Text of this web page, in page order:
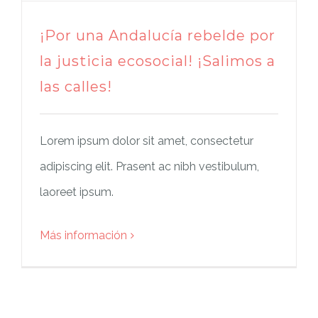
¡Por una Andalucía rebelde por
la justicia ecosocial! ¡Salimos a
las calles!
Lorem ipsum dolor sit amet, consectetur
adipiscing elit. Prasent ac nibh vestibulum,
laoreet ipsum.
Más información